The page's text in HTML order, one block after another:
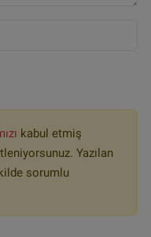
kabul etmiş
Yazılan
sorumlu